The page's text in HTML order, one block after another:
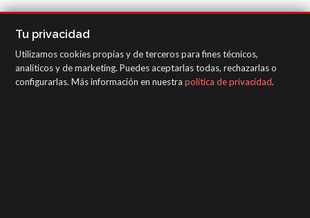
Tu privacidad
Utilizamos cookies propias y de terceros para fines técnicos,
analíticos y de marketing. Puedes aceptarlas todas, rechazarlas o
configurarlas. Más información en nuestra política de privacidad.